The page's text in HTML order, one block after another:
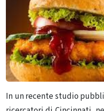
In un recente studio